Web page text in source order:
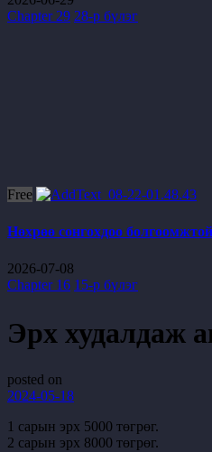
Chapter 29 28-р бүлэг
Free
Нөхрөө сонгохдоо
2026-07-08
Chapter 16 15-р бүлэг
Эрх худалдаж
posted on
2024-05-18
1 сарын эрх 5000 төгрөг.
2 сарын эрх 8000 төгрөг.